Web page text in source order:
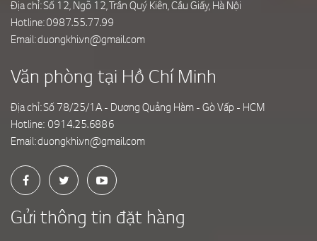
Địa chỉ: Số 12, Ngõ 12, Trần Quý Kiên, Cầu Giấy, Hà Nội
Hotline:0987.55.77.99
Email:duongkhi.vn@gmail.com
Văn phòng tại Hồ Chí Minh
Địa chỉ: Số 78/25/1A - Dương Quảng Hàm - Gò Vấp - HCM
Hotline: 0914.25.6886
Email:duongkhi.vn@gmail.com
Gửi thông tin đặt hàng